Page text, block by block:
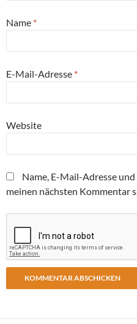
Name *
E-Mail-Adresse *
Website
Name, E-Mail-Adresse
meinen nächsten Kommentar